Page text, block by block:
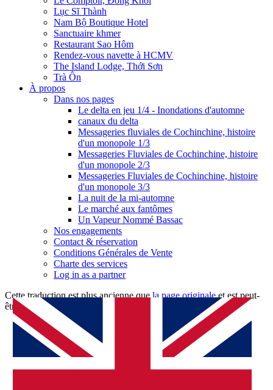
Lục Sĩ Thành
Nam Bộ Boutique Hotel
Sanctuaire khmer
Restaurant Sao Hôm
Rendez-vous navette à HCMV
The Island Lodge, Thới Sơn
Trà Ôn
À propos
Dans nos pages
Le delta en jeu 1/4 - Inondations d'automne
canaux du delta
Messageries fluviales de Cochinchine, histoire
d'un monopole 1/3
Messageries Fluviales de Cochinchine, histoire
d'un monopole 2/3
Messageries Fluviales de Cochinchine, histoire
d'un monopole 3/3
La nuit de la mi-automne
Le marché aux fantômes
Un Vapeur Nommé Bassac
Nos engagements
Contact & réservation
Conditions Générales de Vente
Charte des services
Log in as a partner
Cette traduction est plus ancienne quela page originaleet est peut-
être dépassée. Voir ce qui a